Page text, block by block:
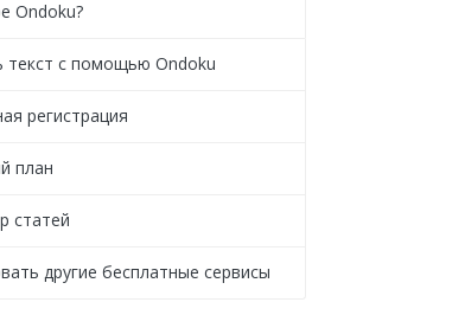
Ondoku?
текст с помощью Ondoku
регистрация
план
статей
другие бесплатные сервисы